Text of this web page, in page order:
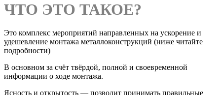
ЧТО ЭТО ТАКОЕ?
Это комплекс мероприятий направленных на ускорение и
удешевление монтажа металлоконструкций (ниже читайте
подробности)
В основном за счёт твёрдой, полной и своевременной
информации о ходе монтажа.
Ясность и открытость — позволит принимать правильные